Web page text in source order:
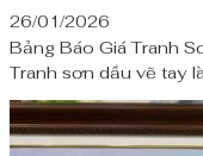
26/01/2026
Bảng Báo Giá Tranh
Tranh sơn dầu vẽ tay